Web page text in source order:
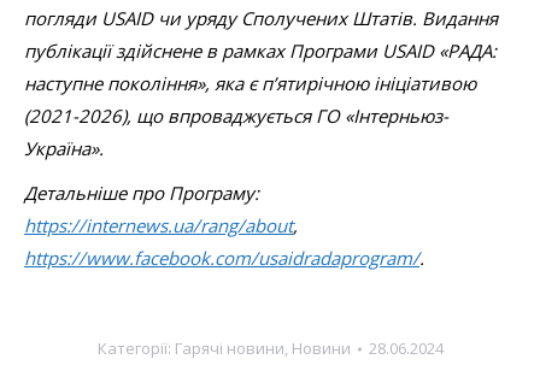
погляди USAID чи уряду Сполучених Штатів. Видання
публікації здійснене в рамках Програми USAID «РАДА:
наступне покоління», яка є п’ятирічною ініціативою
(2021-2026), що впроваджується ГО «Інтерньюз-
Україна».
Детальніше про Програму:
https://internews.ua/rang/about,
https://www.facebook.com/usaidradaprogram/.
Категорії: Гарячі новини, Новини 28.06.2024